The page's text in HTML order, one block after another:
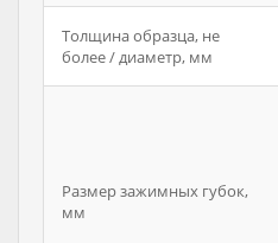
Толщина образца, не
более / диаметр, мм
Размер зажимных губок,
мм